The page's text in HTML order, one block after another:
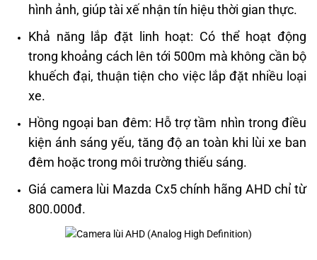
hình ảnh, giúp tài xế nhận tín hiệu thời gian thực.
Khả năng lắp đặt linh hoạt: Có thể hoạt động
trong khoảng cách lên tới 500m mà không cần bộ
khuếch đại, thuận tiện cho việc lắp đặt nhiều loại
xe.
Hồng ngoại ban đêm: Hỗ trợ tầm nhìn trong điều
kiện ánh sáng yếu, tăng độ an toàn khi lùi xe ban
đêm hoặc trong môi trường thiếu sáng.
Giá camera lùi Mazda Cx5 chính hãng AHD chỉ từ
800.000đ.